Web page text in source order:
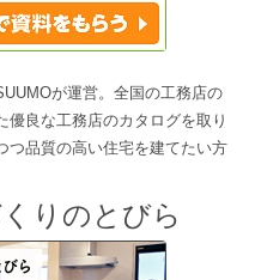
が運営。全国の工務店の
良な工務店のカタログを取り
つ品質の高い住宅を建てたい方
りのとびら